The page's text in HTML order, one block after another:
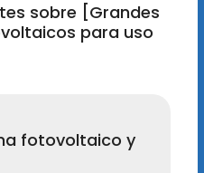
sobre [Grandes
para uso
fotovoltaico y